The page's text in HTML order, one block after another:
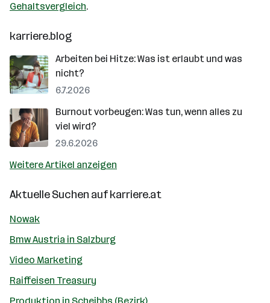
Gehaltsvergleich.
karriere.blog
Arbeiten bei Hitze: Was ist erlaubt und was
nicht?
6.7.2026
Burnout vorbeugen: Was tun, wenn alles zu
viel wird?
29.6.2026
Weitere Artikel anzeigen
Aktuelle Suchen aufkarriere.at
Nowak
Bmw Austria in Salzburg
Video Marketing
Raiffeisen Treasury